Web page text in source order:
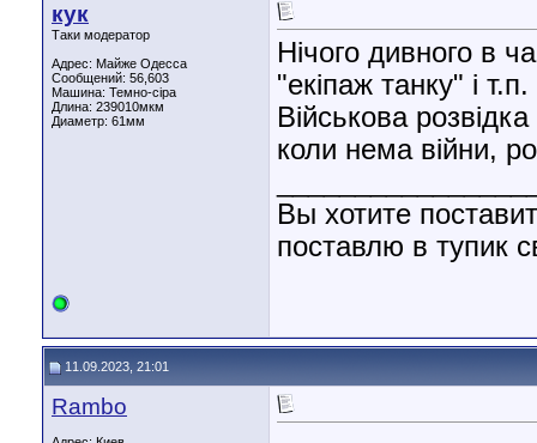
кук
Таки модератор
Адрес: Майже Одесса
Сообщений: 56,603
Машина: Темно-сіра
Длина: 239010мкм
Диаметр: 61мм
Нічого дивного в
"екіпаж танку" і т.п.
Військова
коли нема війни,
Вы хотите
поставлю в тупик
11.09.2023, 21:01
Rambo